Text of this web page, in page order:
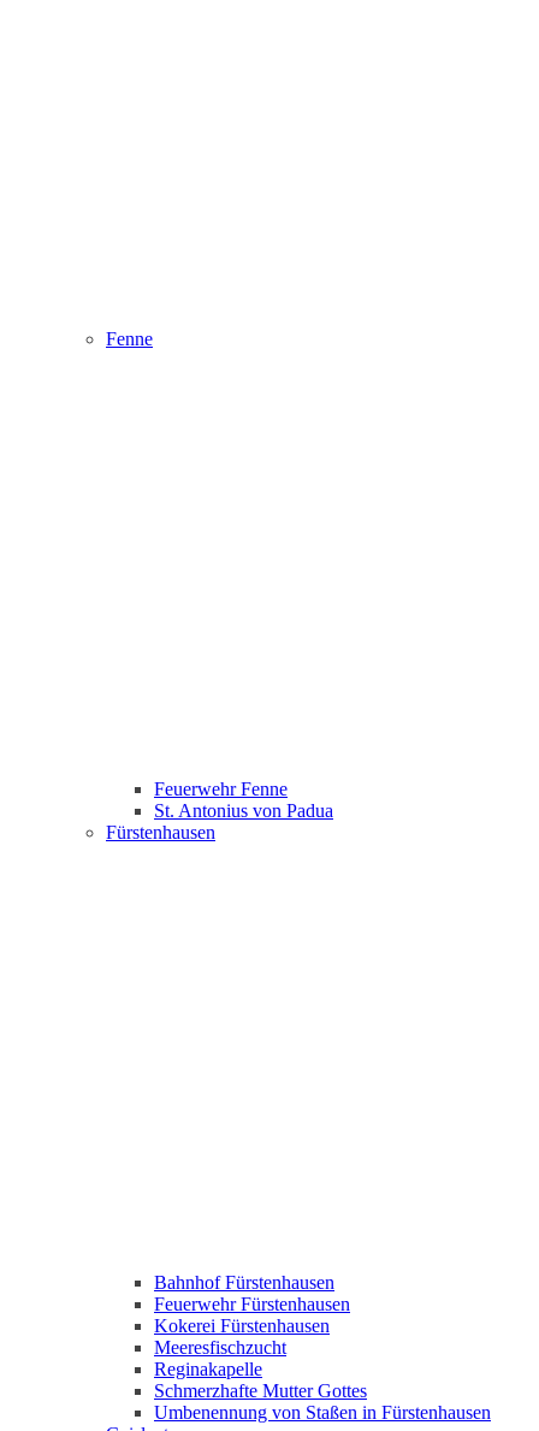
Fenne
Feuerwehr Fenne
St. Antonius von Padua
Fürstenhausen
Bahnhof Fürstenhausen
Feuerwehr Fürstenhausen
Kokerei Fürstenhausen
Meeresfischzucht
Reginakapelle
Schmerzhafte Mutter Gottes
Umbenennung von Staßen in Fürstenhausen